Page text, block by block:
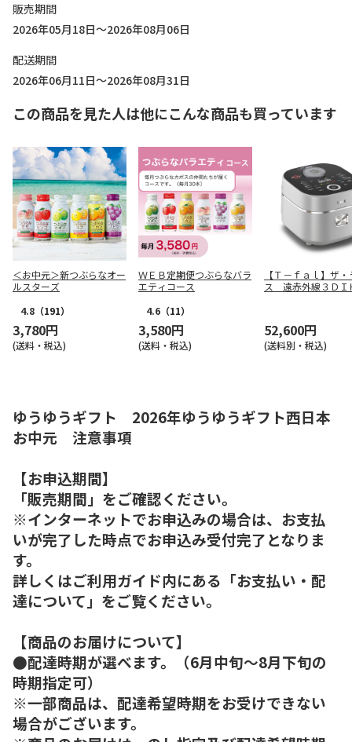
販売期間
2026年05月18日～2026年08月06日
配送期間
2026年06月11日～2026年08月31日
この商品を見た人は他にこんな商品も買っています
＜お中元＞新つぶらなオー
ルスターズ
4.8 （191）
3,780円
(送料・税込)
ＷＥＢ定期便つぶらなバラ
エティコース
4.6 （11）
3,580円
(送料・税込)
【Ｔ－ｆａｌ】ザ
ス 遠赤外線３ＤＩ
52,600円
(送料別・税込)
ゆうゆうギフト 2026年ゆうゆうギフト西日本
お中元 注意事項
【お申込期間】
「販売期間」をご確認ください。
※インターネットでお申込みの場合は、お支払
いが完了した時点でお申込み受付完了となりま
す。
詳しくはご利用ガイド内にある「お支払い・配
達について」をご覧ください。
【商品のお届けについて】
●配達時期が選べます。（6月中旬～8月下旬の
時期指定可）
※一部商品は、配達希望時期をお受けできない
場合がございます。